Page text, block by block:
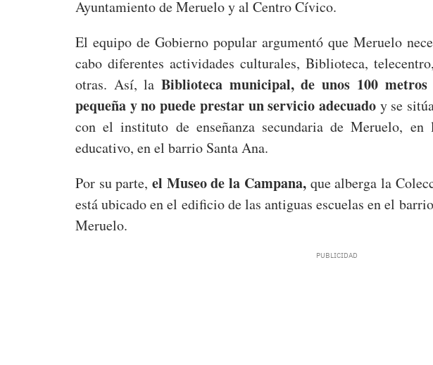
Ayuntamiento de Meruelo y al Centro Cívico.
El equipo de Gobierno popular argumentó que Meruelo
cabo diferentes actividades culturales, Biblioteca,
otras. Así, laBiblioteca municipal, de unos 100 metros
pequeña y no puede prestar un servicio adecuado y se
con el instituto de enseñanza secundaria de Meruelo, en
educativo, en el barrio Santa Ana.
Por su parte,el Museo de la Campana,que alberga la
está ubicado en el edificio de las antiguas escuelas en el
Meruelo.